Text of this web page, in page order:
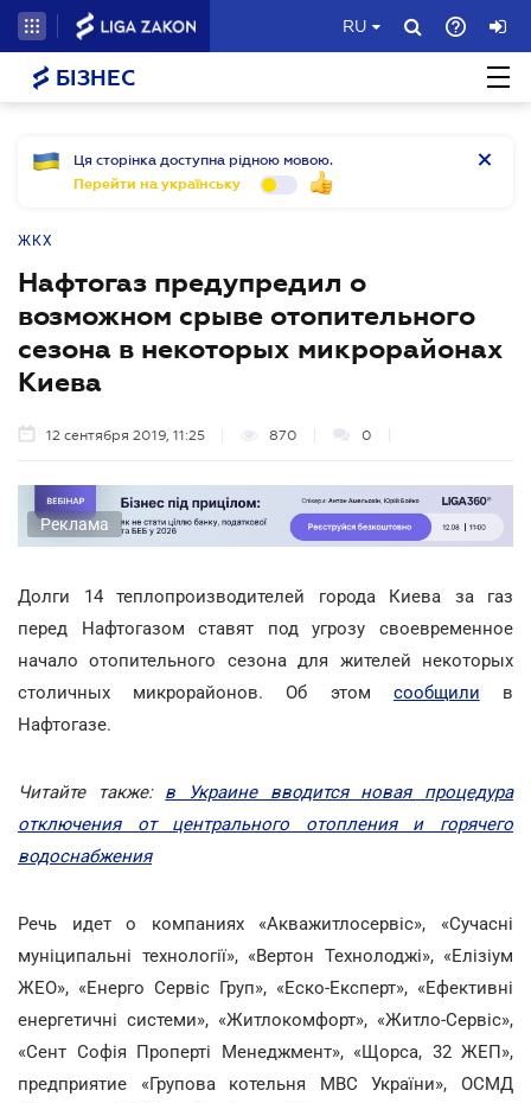
RU
БІЗНЕС
Ця сторінка доступна рідною мовою.
Перейти на українську
ЖКХ
Нафтогаз предупредил о
возможном срыве отопительного
сезона в некоторых микрорайонах
Киева
12 сентября 2019, 11:25 870 0
Реклама
Долги 14 теплопроизводителей города Киева за газ
перед Нафтогазом ставят под угрозу своевременное
начало отопительного сезона для жителей некоторых
столичных микрорайонов. Об этом сообщили в
Нафтогазе.
Читайте также: в Украине вводится новая процедура
отключения от центрального отопления и горячего
водоснабжения
Речь идет о компаниях «Акважитлосервіс», «Сучасні
муніципальні технології», «Вертон Технолоджі», «Елізіум
ЖЕО», «Енерго Сервіс Груп», «Еско-Експерт», «Ефективні
енергетичні системи», «Житлокомфорт», «Житло-Сервіс»,
«Сент Софія Проперті Менеджмент», «Щорса, 32 ЖЕП»,
предприятие «Групова котельня МВС України», ОСМД